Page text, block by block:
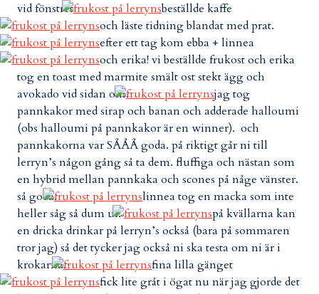
vid fönstret
beställde kaffe
och läste tidning blandat med prat.
efter ett tag kom ebba + linnea
och erika! vi beställde frukost och erika
tog en toast med marmite smält ost stekt ägg och
avokado vid sidan om.
jag tog
pannkakor med sirap och banan och adderade halloumi
(obs halloumi på pannkakor är en winner). och
pannkakorna var SÅÅÅ goda. på riktigt går ni till
lerryn’s någon gång så ta dem. fluffiga och nästan som
en hybrid mellan pannkaka och scones på någe vänster.
så goda.
linnea tog en macka som inte
heller såg så dum ut.
på kvällarna kan
en dricka drinkar på lerryn’s också (bara på sommaren
tror jag) så det tycker jag också ni ska testa om ni är i
krokarna.
fina lilla gänget
fick lite gråt i ögat nu när jag gjorde det